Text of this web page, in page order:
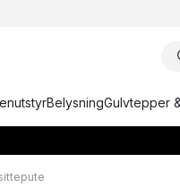
BelysningGulvtepper